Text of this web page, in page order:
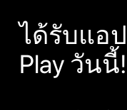
ได้รับแอ
Play วันนี้!